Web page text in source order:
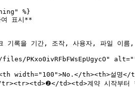
%}
여 표시**
기록을 기간, 조작, 사용자, 파일 이름
PKxo0ivRFbFWsEpUgycO"
width="100">No.</th><th>설명
td><td>계약 시작부터